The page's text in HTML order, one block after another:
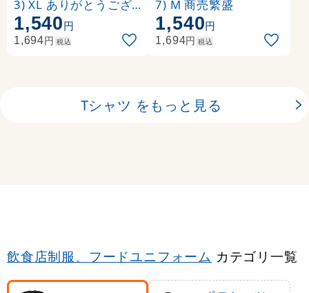
3) XL ありがとうござ
います (ブラック)
1,540円
1,694円 税込
7) M 商売繁盛
1,540円
1,694円 税込
Tシャツ をもっと見る
飲食店制服、フードユニフォーム カテゴリ一覧